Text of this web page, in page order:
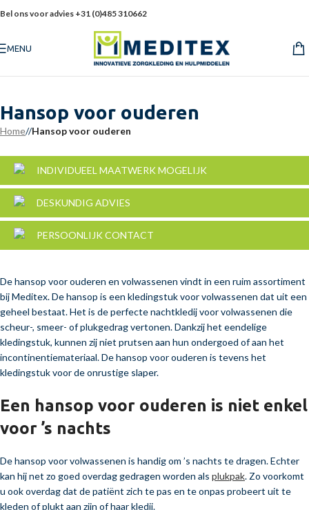
Bel ons voor advies +31 (0)485 310662
MENU
Hansop voor ouderen
Home/ Hansop voor ouderen
INDIVIDUEEL MAATWERK MOGELIJK
DESKUNDIG ADVIES
PERSOONLIJK CONTACT
De hansop voor ouderen en volwassenen vindt in een ruim assortiment
bij Meditex. De hansop is een kledingstuk voor volwassenen dat uit een
geheel bestaat. Het is de perfecte nachtkledij voor volwassenen die
scheur-, smeer- of plukgedrag vertonen. Dankzij het eendelige
kledingstuk, kunnen zij niet prutsen aan hun ondergoed of aan het
incontinentiemateriaal. De hansop voor ouderen is tevens het
kledingstuk voor de onrustige slaper.
Een hansop voor ouderen is niet enkel
voor ’s nachts
De hansop voor volwassenen is handig om ’s nachts te dragen. Echter
kan hij net zo goed overdag gedragen worden als plukpak. Zo voorkomt
u ook overdag dat de patiënt zich te pas en te onpas probeert uit te
kleden of plukt aan zijn of haar kledij.